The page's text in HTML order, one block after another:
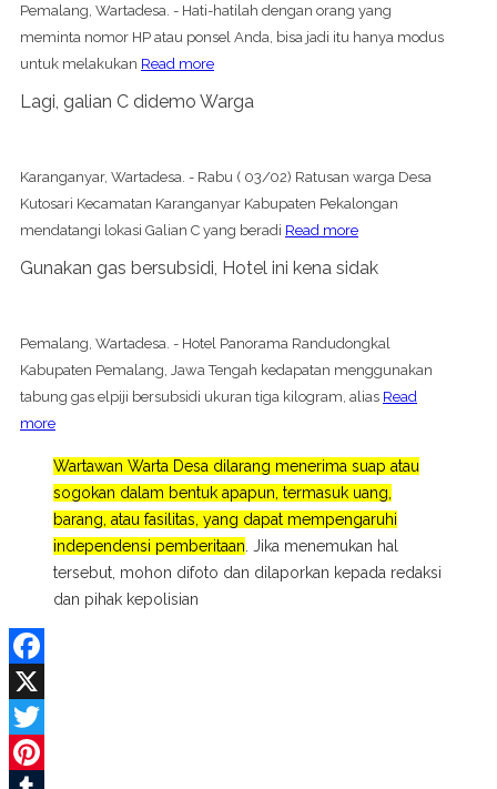
Pemalang, Wartadesa. - Hati-hatilah dengan orang yang
meminta nomor HP atau ponsel Anda, bisa jadi itu hanya modus
untuk melakukan Read more
Lagi, galian C didemo Warga
Karanganyar, Wartadesa. - Rabu ( 03/02) Ratusan warga Desa
Kutosari Kecamatan Karanganyar Kabupaten Pekalongan
mendatangi lokasi Galian C yang beradi Read more
Gunakan gas bersubsidi, Hotel ini kena sidak
Pemalang, Wartadesa. - Hotel Panorama Randudongkal
Kabupaten Pemalang, Jawa Tengah kedapatan menggunakan
tabung gas elpiji bersubsidi ukuran tiga kilogram, alias Read
more
Wartawan Warta Desa dilarang menerima suap atau
sogokan dalam bentuk apapun, termasuk uang,
barang, atau fasilitas, yang dapat mempengaruhi
independensi pemberitaan . Jika menemukan hal
tersebut, mohon difoto dan dilaporkan kepada redaksi
dan pihak kepolisian
Facebook
X
Twitter